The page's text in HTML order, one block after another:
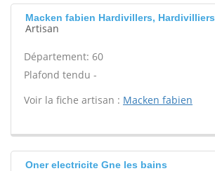
Macken fabien Hardivillers, Hardivilliers
Artisan
Département: 60
Plafond tendu -
Voir la fiche artisan : Macken fabien
Oner electricite Gne les bains